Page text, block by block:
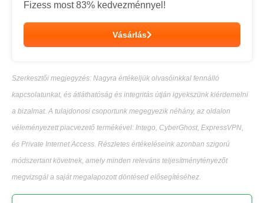
Szerkesztői megjegyzés: Nagyra értékeljük olvasóinkkal fennálló
kapcsolatunkat, és átláthatóság és integritás útján igyekszünk kiérdemelni
a bizalmat. A tulajdonosi csoportunk megegyezik néhány, az oldalon
véleményezett piacvezető termékével: Intego, CyberGhost, ExpressVPN,
és Private Internet Access. Részletes értékeléseink azonban szigorú
módszertant követnek, amely minden releváns teljesítménytényezőt
megvizsgál a saját megalapozott döntésed elősegítéséhez.
Fizess most83% kedvezménnyel!
Vásárlás